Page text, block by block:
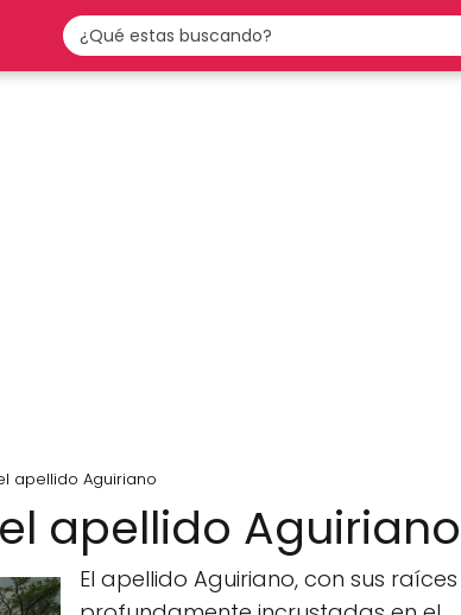
apellido Aguiriano
apellido Aguiriano
El apellido Aguiriano, con sus raíces